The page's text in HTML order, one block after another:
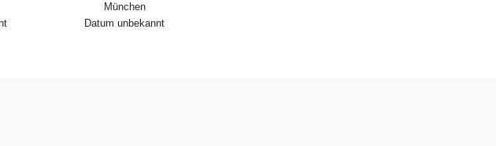
München
Datum unbekannt